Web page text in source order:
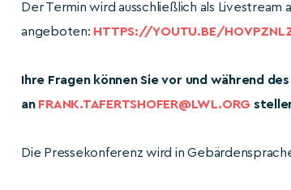
Der Termin wird ausschließlich als Livestream
angeboten: HTTPS://YOUTU.BE/
Ihre Fragen können Sie vor und während
an FRANK.TAFERTSHOFER@LWL.ORG
Die Pressekonferenz wird in